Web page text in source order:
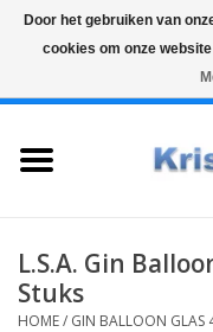
Karaffen
Glas graveren
L.S.A. Gin
Stuks
HOME/ GIN BALLOON GLAS
Door het gebruiken van
cookies om onze